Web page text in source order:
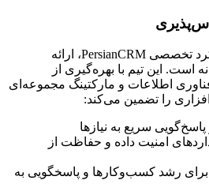
یکی از مزایای CRM با رویکرد تخصصی PersianCRM، ارائه
است. این تیم با بهره‌گیری از
اطلاعات و مارکتینگ مجموعه‌ای
را تضمین می‌کند:
امنیت داده و حفاظت از
رشد کسب‌وکارها و پاسخگویی به